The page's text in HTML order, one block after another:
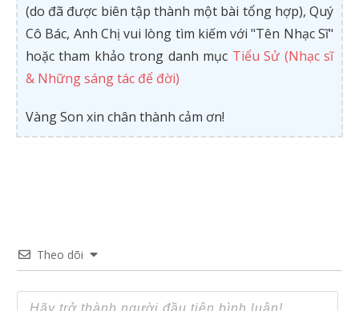
(do đã được biên tập thành một bài tổng hợp), Quý
Cô Bác, Anh Chị vui lòng tìm kiếm với "Tên Nhạc Sĩ"
hoặc tham khảo trong danh mục Tiểu Sử (Nhạc sĩ
& Những sáng tác để đời)
Vàng Son xin chân thành cảm ơn!
Theo dõi